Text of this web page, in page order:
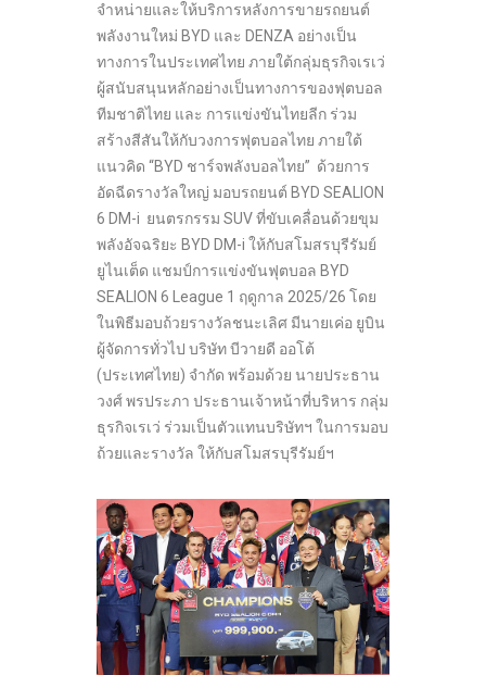
จําหน่ายและให้บริการหลังการขายรถยนต์
พลังงานใหม่ BYD และ DENZA อย่างเป็น
ทางการในประเทศไทย ภายใต้กลุ่มธุรกิจเรเว่
ผู้สนับสนุนหลักอย่างเป็นทางการของฟุตบอล
ทีมชาติไทย และ การแข่งขันไทยลีก ร่วม
สร้างสีสันให้กับวงการฟุตบอลไทย ภายใต้
แนวคิด “BYD ชาร์จพลังบอลไทย” ด้วยการ
อัดฉีดรางวัลใหญ่ มอบรถยนต์ BYD SEALION
6 DM-i ยนตรกรรม SUV ที่ขับเคลื่อนด้วยขุม
พลังอัจฉริยะ BYD DM-i ให้กับสโมสรบุรีรัมย์
ยูไนเต็ด แชมป์การแข่งขันฟุตบอล BYD
SEALION 6 League 1 ฤดูกาล 2025/26 โดย
ในพิธีมอบถ้วยรางวัลชนะเลิศ มีนายเค่อ ยูบิน
ผู้จัดการทั่วไป บริษัท บีวายดี ออโต้
(ประเทศไทย) จำกัด พร้อมด้วย นายประธาน
วงศ์ พรประภา ประธานเจ้าหน้าที่บริหาร กลุ่ม
ธุรกิจเรเว่ ร่วมเป็นตัวแทนบริษัทฯ ในการมอบ
ถ้วยและรางวัล ให้กับสโมสรบุรีรัมย์ฯ